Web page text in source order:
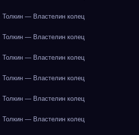
— Властелин колец
— Властелин колец
— Властелин колец
— Властелин колец
— Властелин колец
— Властелин колец